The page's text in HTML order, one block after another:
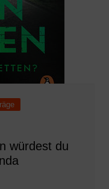
würdest du